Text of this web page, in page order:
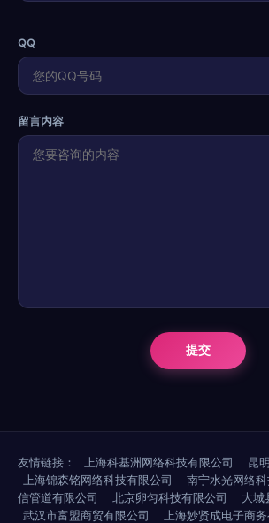
QQ
留言内容
友情链接： 上海科基洲网络科技有限公司
昆
上海锦森铭网络科技有限公司
南宁水光网络
信管道有限公司
北京卵匀科技有限公司
大城
武汉市富盟商贸有限公司
上海妙贤成电子商